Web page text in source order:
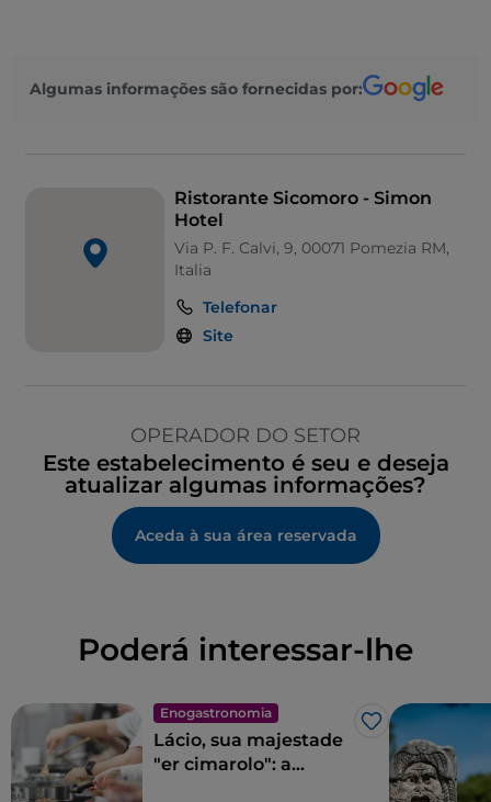
Algumas informações são fornecidas por:
Ristorante Sicomoro - Simon
Hotel
Via P. F. Calvi, 9, 00071 Pomezia RM,
Italia
Telefonar
Site
OPERADOR DO SETOR
Este estabelecimento é seu e deseja
atualizar algumas informações?
Aceda à sua área reservada
Poderá interessar-lhe
Enogastronomia
Gosto
Lácio, sua majestade
"er cimarolo": a